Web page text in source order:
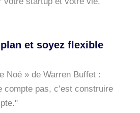
et soyez flexible
Noé » de Warren Buffet :
compte pas, c’est construire